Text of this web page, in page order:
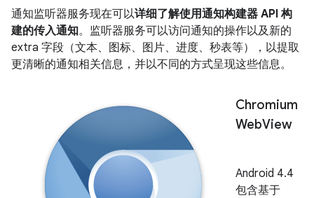
通知监听器服务现在可以详细了解使用通知构建器 API 构
建的传入通知。监听器服务可以访问通知的操作以及新的
extra 字段（文本、图标、图片、进度、秒表等），以提取
更清晰的通知相关信息，并以不同的方式呈现这些信息。
Chromium
WebView
Android 4.4
包含基于